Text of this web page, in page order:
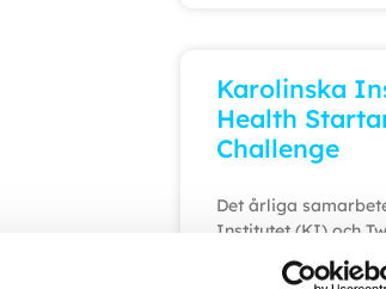
Karolinska
Health
Challenge
Det årliga
Institutet (KI) och
Challenge, har